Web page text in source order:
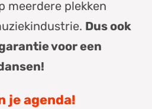
meerdere plekken
Dus ook
voor een
!
je agenda!